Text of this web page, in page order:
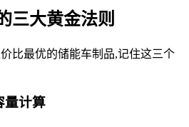
三大黄金法则
比最优的储能车制品,记住这三个
量计算